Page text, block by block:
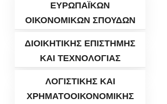
ΕΥΡΩΠΑΪΚΩΝ
ΟΙΚΟΝΟΜΙΚΩΝ ΣΠΟΥΔΩΝ
ΔΙΟΙΚΗΤΙΚΗΣ ΕΠΙΣΤΗΜΗΣ
ΚΑΙ ΤΕΧΝΟΛΟΓΙΑΣ
ΛΟΓΙΣΤΙΚΗΣ ΚΑΙ
ΧΡΗΜΑΤΟΟΙΚΟΝΟΜΙΚΗΣ